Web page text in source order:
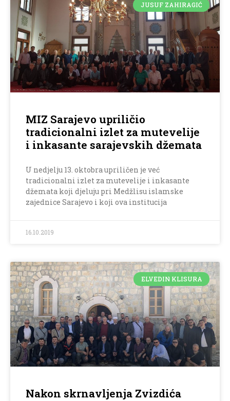
JUSUF ZAHIRAGIĆ
MIZ Sarajevo upriličio
tradicionalni izlet za mutevelije
i inkasante sarajevskih džemata
U nedjelju 13. oktobra upriličen je već
tradicionalni izlet za mutevelije i inkasante
džemata koji djeluju pri Medžlisu islamske
zajednice Sarajevo i koji ova institucija
16.10.2019
ELVEDIN KLISURA
Nakon skrnavljenja Zvizdića